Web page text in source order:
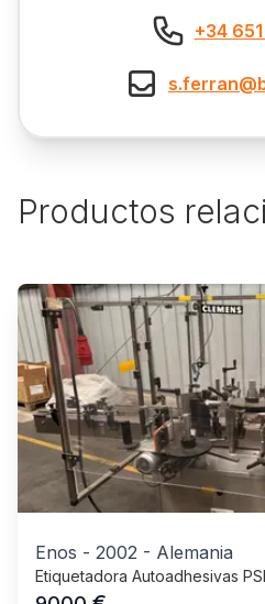
+34
Productos
Enos - 2002 - Alemania
Etiquetadora Autoadhesivas